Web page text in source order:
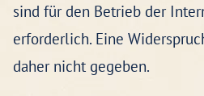
sind für den Betrieb der
erforderlich. Eine
daher nicht gegeben.